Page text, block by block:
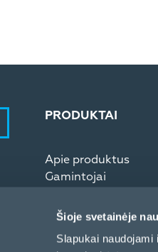
Šioje svetainėje
Slapukai
PRODUKTAI
Apie produktus
Gamintojai